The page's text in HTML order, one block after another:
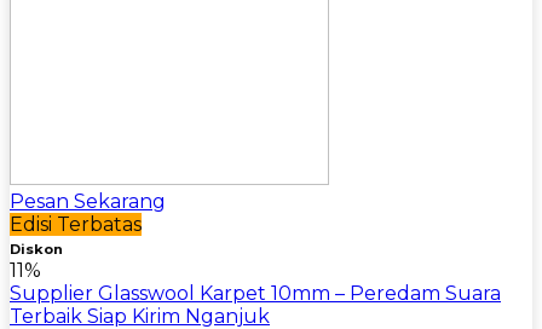
Pesan Sekarang
Edisi Terbatas
Diskon
11%
Supplier Glasswool Karpet 10mm – Peredam Suara
Terbaik Siap Kirim Nganjuk